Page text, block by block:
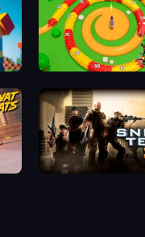
Snake Attack Shooter
Sniper Team 3